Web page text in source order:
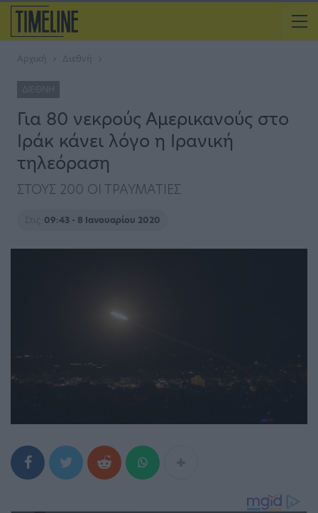
Αρχική Διεθνή
ΔΙΕΘΝΉ
Για 80 νεκρούς Αμερικανούς στο
Ιράκ κάνει λόγο η Ιρανική
τηλεόραση
ΣΤΟΥΣ 200 ΟΙ ΤΡΑΥΜΑΤΙΕΣ
Στις 09:43 - 8 Ιανουαρίου 2020